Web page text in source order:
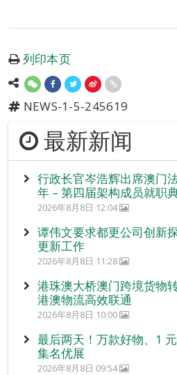
列印本页
NEWS-1-5-245619
最新新闻
行政长官岑浩辉出席澳门
年 – 第四届架构成员就职典
2026年8月8日 12:04
谭伟文要求都更公司创新
更新工作
2026年8月8日 11:28
港珠澳大桥澳门跨境货物
港澳物流高效联通
2026年8月8日 10:00
最后两天！万款好物、1
集名优展
2026年8月8日 09:54